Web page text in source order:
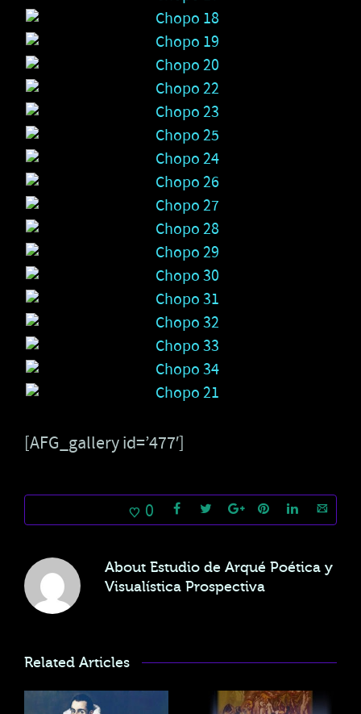
[AFG_gallery id=’477′]
0
About Estudio de Arqué Poética y
Visualística Prospectiva
Related Articles